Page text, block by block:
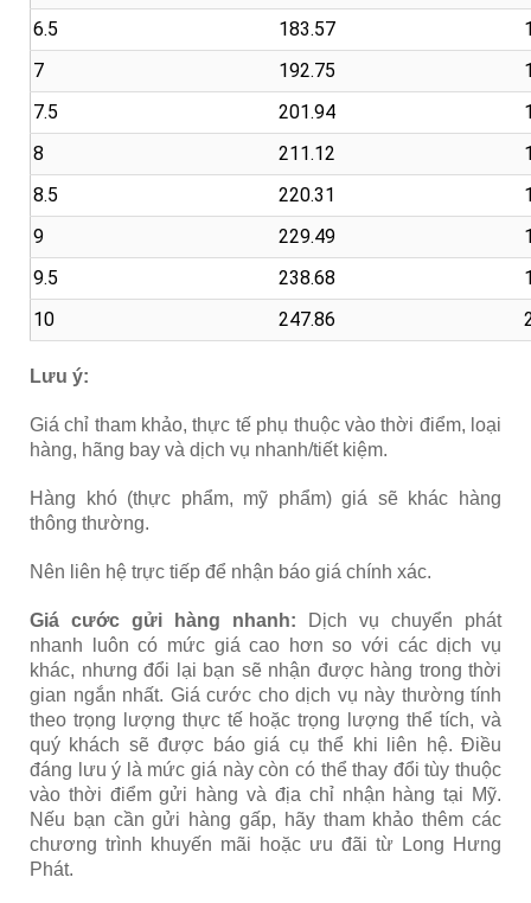
6.5
183.57
7
192.75
7.5
201.94
8
211.12
8.5
220.31
9
229.49
9.5
238.68
10
247.86
Lưu ý:
Giá chỉ tham khảo, thực tế phụ thuộc vào thời điểm, loại
hàng, hãng bay và dịch vụ nhanh/tiết kiệm.
Hàng khó (thực phẩm, mỹ phẩm) giá sẽ khác hàng
thông thường.
Nên liên hệ trực tiếp để nhận báo giá chính xác.
Giá cước gửi hàng nhanh:
Dịch vụ chuyển phát
nhanh luôn có mức giá cao hơn so với các dịch vụ
khác, nhưng đổi lại bạn sẽ nhận được hàng trong thời
gian ngắn nhất. Giá cước cho dịch vụ này thường tính
theo trọng lượng thực tế hoặc trọng lượng thể tích, và
quý khách sẽ được báo giá cụ thể khi liên hệ. Điều
đáng lưu ý là mức giá này còn có thể thay đổi tùy thuộc
vào thời điểm gửi hàng và địa chỉ nhận hàng tại Mỹ.
Nếu bạn cần gửi hàng gấp, hãy tham khảo thêm các
chương trình khuyến mãi hoặc ưu đãi từ Long Hưng
Phát.